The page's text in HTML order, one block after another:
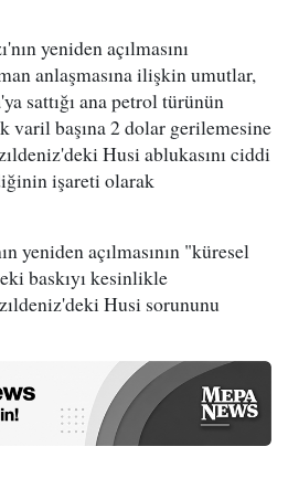
yeniden açılmasını
anlaşmasına ilişkin umutlar,
sattığı ana petrol türünün
varil başına 2 dolar gerilemesine
Husi ablukasını ciddi
işareti olarak
yeniden açılmasının "küresel
baskıyı kesinlikle
Husi sorununu